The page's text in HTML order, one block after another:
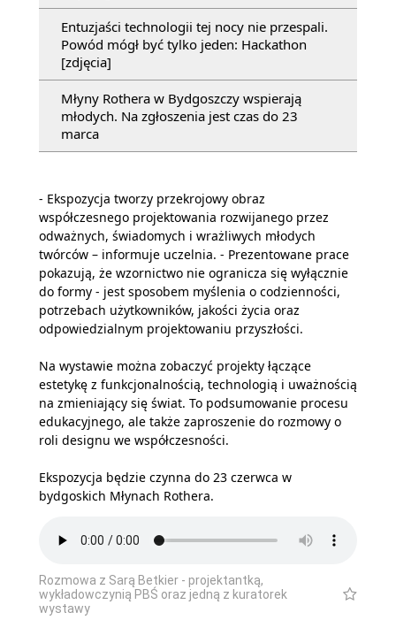
Entuzjaści technologii tej nocy nie przespali.
Powód mógł być tylko jeden: Hackathon
[zdjęcia]
Młyny Rothera w Bydgoszczy wspierają
młodych. Na zgłoszenia jest czas do 23
marca
- Ekspozycja tworzy przekrojowy obraz
współczesnego projektowania rozwijanego przez
odważnych, świadomych i wrażliwych młodych
twórców – informuje uczelnia. - Prezentowane prace
pokazują, że wzornictwo nie ogranicza się wyłącznie
do formy - jest sposobem myślenia o codzienności,
potrzebach użytkowników, jakości życia oraz
odpowiedzialnym projektowaniu przyszłości.
Na wystawie można zobaczyć projekty łączące
estetykę z funkcjonalnością, technologią i uważnością
na zmieniający się świat. To podsumowanie procesu
edukacyjnego, ale także zaproszenie do rozmowy o
roli designu we współczesności.
Ekspozycja będzie czynna do 23 czerwca w
bydgoskich Młynach Rothera.
Rozmowa z Sarą Betkier - projektantką,
wykładowczynią PBŚ oraz jedną z kuratorek
wystawy